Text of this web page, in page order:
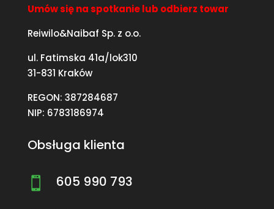
Umów się na spotkanie lub odbierz towar
Reiwilo&Naibaf Sp. z o.o.
ul. Fatimska 41a/lok310
31-831 Kraków
REGON: 387284687
NIP: 6783186974
Obsługa klienta
 605 990 793